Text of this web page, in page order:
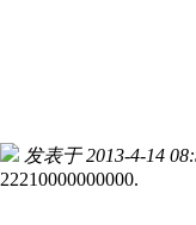
发表于 2013-4-14
22210000000000.